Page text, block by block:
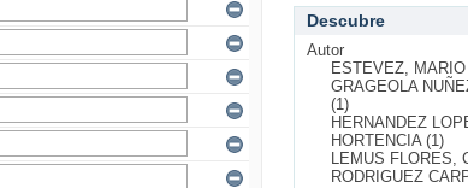
Descubre
Autor
ESTEVEZ, MARIO
GRAGEOLA
(1)
HERNANDEZ
HORTENCIA (1)
LEMUS FLORES,
RODRIGUEZ